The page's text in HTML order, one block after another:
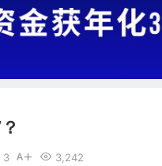
3,242
3